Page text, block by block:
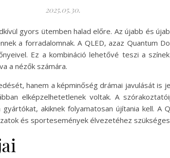
2025.05.30.
gyors ütemben halad előre. Az újabb és
a forradalomnak. A QLED, azaz Quantum
Ez a kombináció lehetővé teszi a
a nézők számára.
hanem a képminőség drámai javulását is
elképzelhetetlenek voltak. A
akiknek folyamatosan újítania kell. A
és sportesemények élvezetéhez